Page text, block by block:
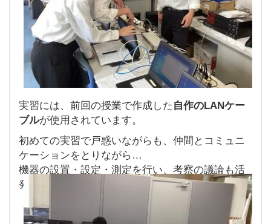
実習には、前回の授業で作成した 自作のLANケー
ブルが使用されています。
初めての実習で戸惑いながらも、仲間とコミュニ
ケーションをとりながら
機器の設置・設定・測定を行い、考察の議論も活
発に行われていました。